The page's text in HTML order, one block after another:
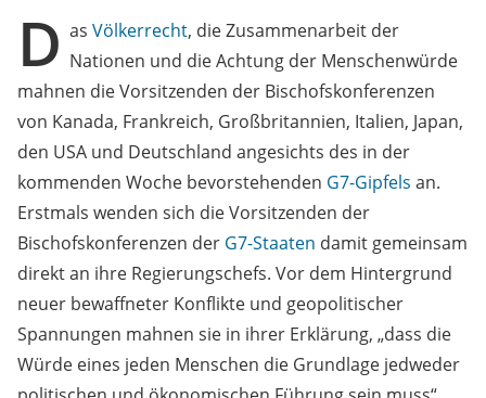
D as Völkerrecht, die Zusammenarbeit der
Nationen und die Achtung der Menschenwürde
mahnen die Vorsitzenden der Bischofskonferenzen
von Kanada, Frankreich, Großbritannien, Italien, Japan,
den USA und Deutschland angesichts des in der
kommenden Woche bevorstehenden G7-Gipfels an.
Erstmals wenden sich die Vorsitzenden der
Bischofskonferenzen der G7-Staaten damit gemeinsam
direkt an ihre Regierungschefs. Vor dem Hintergrund
neuer bewaffneter Konflikte und geopolitischer
Spannungen mahnen sie in ihrer Erklärung, „dass die
Würde eines jeden Menschen die Grundlage jedweder